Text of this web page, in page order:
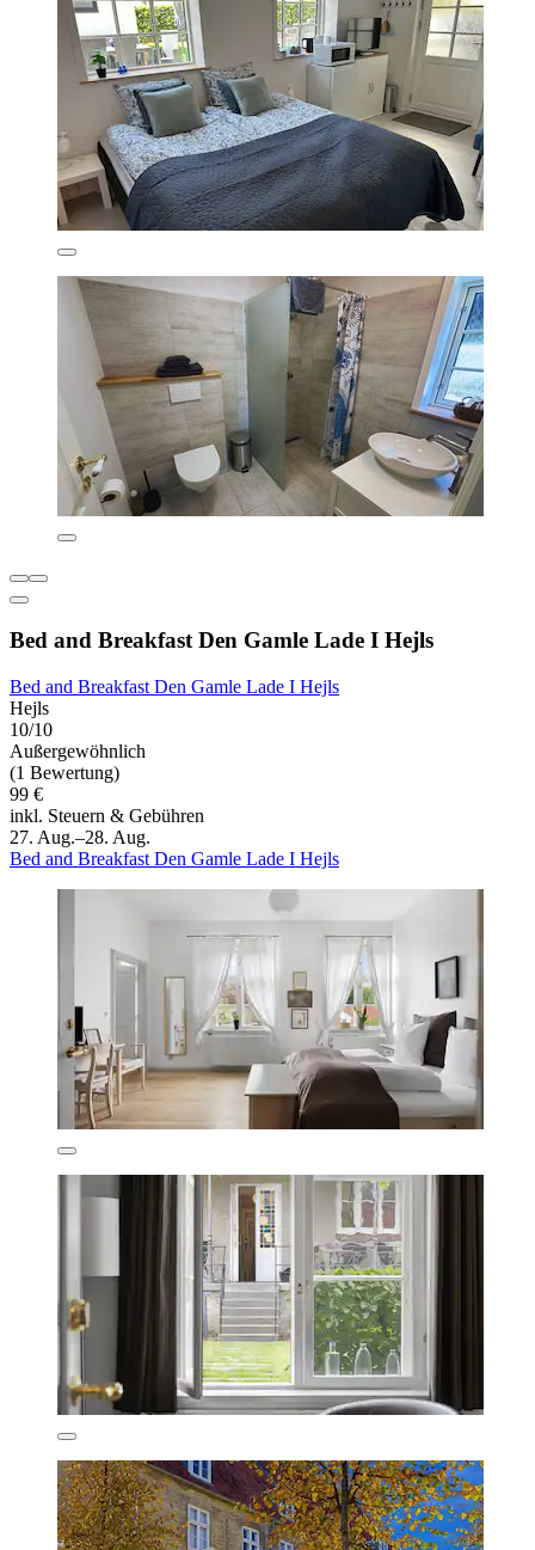
Bed and Breakfast Den Gamle Lade I Hejls
Bed and Breakfast Den Gamle Lade I Hejls
Hejls
10/10
Außergewöhnlich
(1 Bewertung)
99 €
inkl. Steuern & Gebühren
27. Aug.–28. Aug.
Bed and Breakfast Den Gamle Lade I Hejls